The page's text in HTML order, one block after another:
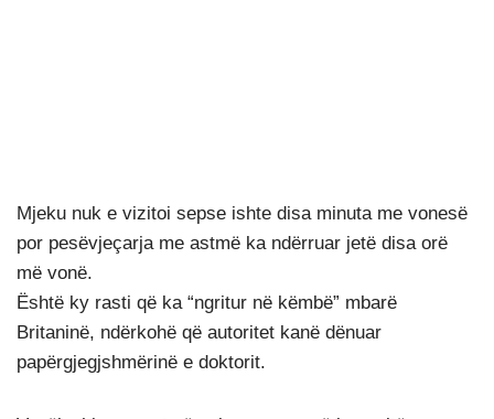
Mjeku nuk e vizitoi sepse ishte disa minuta me vonesë
por pesëvjeçarja me astmë ka ndërruar jetë disa orë
më vonë.
Është ky rasti që ka “ngritur në këmbë” mbarë
Britaninë, ndërkohë që autoritet kanë dënuar
papërgjegjshmërinë e doktorit.